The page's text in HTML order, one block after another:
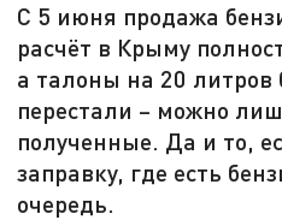
С 5 июня продажа
расчёт в Крыму
а талоны на 20 литров
перестали – можно
полученные. Да и то,
заправку, где есть
очередь.